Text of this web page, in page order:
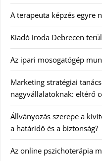
A terapeuta képzés egyre
Kiadó iroda Debrecen
Az ipari mosogatógép
Marketing stratégiai
nagyvállalatoknak: eltérő
Állványozás szerepe a
a határidő és a biztonság?
Az online pszichoterápia